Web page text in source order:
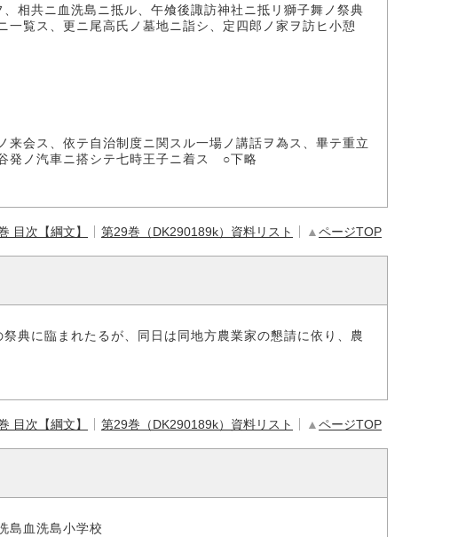
相共ニ血洗島ニ抵ル、午飧後諏訪神社ニ抵リ獅子舞ノ祭典
覧ス、更ニ尾高氏ノ墓地ニ詣シ、定四郎ノ家ヲ訪ヒ小憩
会ス、依テ自治制度ニ関スル一場ノ講話ヲ為ス、畢テ重立
発ノ汽車ニ搭シテ七時王子ニ着ス ○下略
目次【綱文】 第29巻（DK290189k）資料リスト ▲ページTOP
典に臨まれたるが、同日は同地方農業家の懇請に依り、農
目次【綱文】 第29巻（DK290189k）資料リスト ▲ページTOP
血洗島小学校